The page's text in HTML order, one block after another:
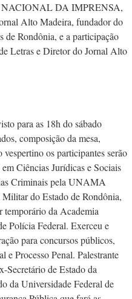
NACIONAL DA IMPRENSA,
Alto Madeira, fundador do
de Rondônia, e a participação
Letras e Diretor do Jornal Alto
para as 18h do sábado
composição da mesa,
os participantes serão
Ciências Jurídicas e Sociais
Criminais pela UNAMA
do Estado de Rondônia,
temporário da Academia
Polícia Federal. Exerceu e
para concursos públicos,
e Processo Penal. Palestrante
Secretário de Estado da
da Universidade Federal de